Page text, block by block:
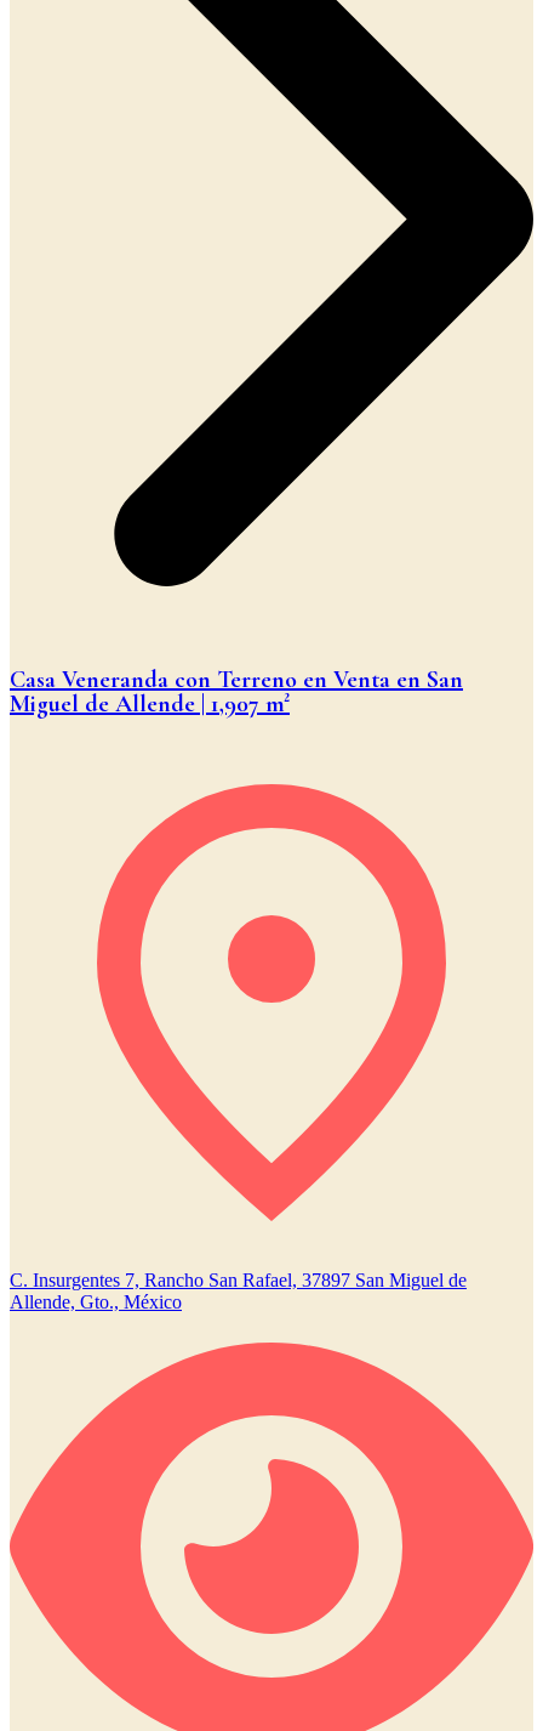
Casa Veneranda con Terreno en Venta en San
Miguel de Allende | 1,907 m²
C. Insurgentes 7, Rancho San Rafael, 37897 San Miguel de
Allende, Gto., México